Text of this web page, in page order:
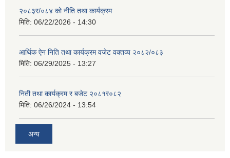
२०८३र/०८४ को नीति तथा कार्यक्रम
मिति: 06/22/2026 - 14:30
आर्थिक ऐन निति तथा कार्यक्रम वजेट वक्तव्य २०८२/०८३
मिति: 06/29/2025 - 13:27
निती तथा कार्यक्रम र बजेट २०८१र०८२
मिति: 06/26/2024 - 13:54
अन्य